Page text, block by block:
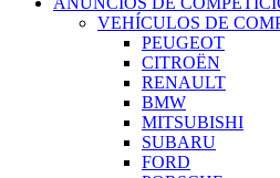
VEHÍCULOS DE
PEUGEOT
CITROËN
RENAULT
BMW
MITSUBISHI
SUBARU
FORD